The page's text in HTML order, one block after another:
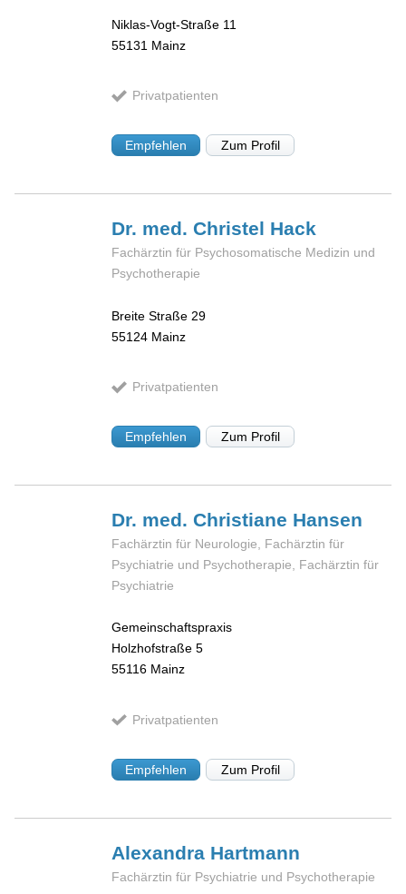
Niklas-Vogt-Straße 11
55131 Mainz
Privatpatienten
Empfehlen Zum Profil
Dr. med. Christel Hack
Fachärztin für Psychosomatische Medizin und
Psychotherapie
Breite Straße 29
55124 Mainz
Privatpatienten
Empfehlen Zum Profil
Dr. med. Christiane Hansen
Fachärztin für Neurologie, Fachärztin für
Psychiatrie und Psychotherapie, Fachärztin für
Psychiatrie
Gemeinschaftspraxis
Holzhofstraße 5
55116 Mainz
Privatpatienten
Empfehlen Zum Profil
Alexandra Hartmann
Fachärztin für Psychiatrie und Psychotherapie